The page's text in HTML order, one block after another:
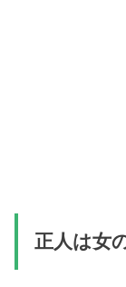
正人は女